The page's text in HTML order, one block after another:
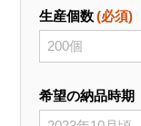
生産個数 (必須)
希望の納品時期